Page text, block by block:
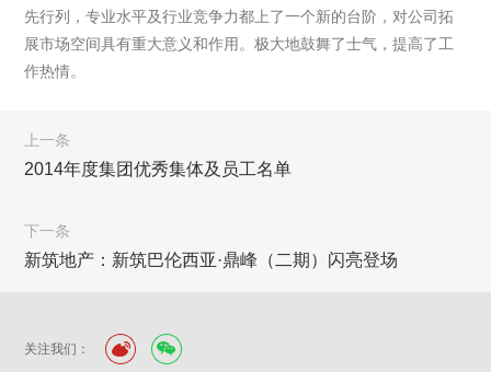
先行列，专业水平及行业竞争力都上了一个新的台阶，对公司拓
展市场空间具有重大意义和作用。极大地鼓舞了士气，提高了工
作热情。
上一条
2014年度集团优秀集体及员工名单
下一条
新筑地产：新筑巴伦西亚·鼎峰（二期）闪亮登场
关注我们：